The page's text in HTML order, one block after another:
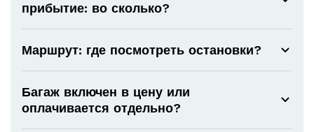
прибытие: во сколько?
Маршрут: где посмотреть остановки?
Багаж включен в цену или
оплачивается отдельно?